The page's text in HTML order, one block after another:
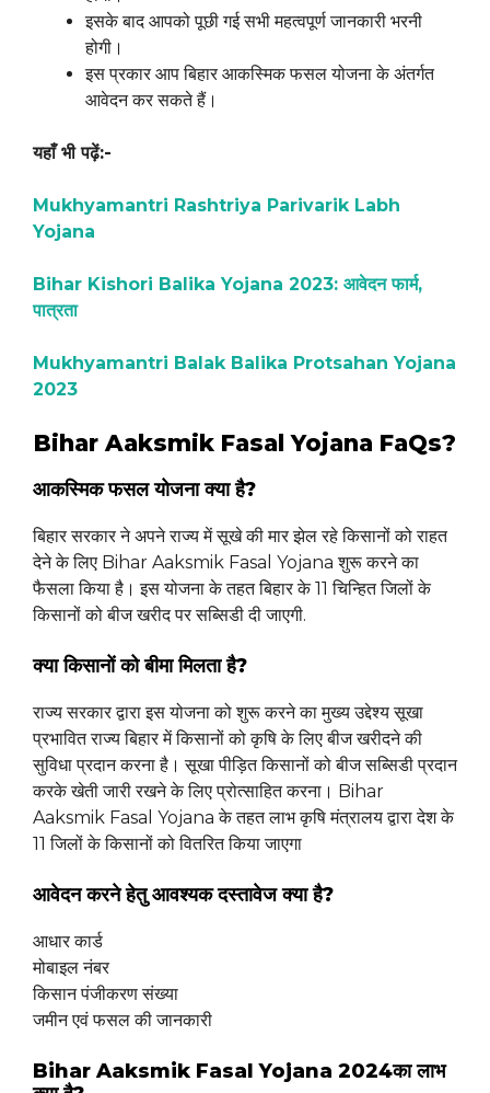
इसके बाद आपको पूछी गई सभी महत्वपूर्ण जानकारी भरनी
होगी।
इस प्रकार आप बिहार आकस्मिक फसल योजना के अंतर्गत
आवेदन कर सकते हैं।
यहाँ भी पढ़ें:-
Mukhyamantri Rashtriya Parivarik Labh
Yojana
Bihar Kishori Balika Yojana 2023: आवेदन फार्म,
पात्रता
Mukhyamantri Balak Balika Protsahan Yojana
2023
Bihar Aaksmik Fasal Yojana FaQs?
आकस्मिक फसल योजना क्या है?
बिहार सरकार ने अपने राज्य में सूखे की मार झेल रहे किसानों को राहत
देने के लिए Bihar Aaksmik Fasal Yojana शुरू करने का
फैसला किया है। इस योजना के तहत बिहार के 11 चिन्हित जिलों के
किसानों को बीज खरीद पर सब्सिडी दी जाएगी.
क्या किसानों को बीमा मिलता है?
राज्य सरकार द्वारा इस योजना को शुरू करने का मुख्य उद्देश्य सूखा
प्रभावित राज्य बिहार में किसानों को कृषि के लिए बीज खरीदने की
सुविधा प्रदान करना है। सूखा पीड़ित किसानों को बीज सब्सिडी प्रदान
करके खेती जारी रखने के लिए प्रोत्साहित करना। Bihar
Aaksmik Fasal Yojana के तहत लाभ कृषि मंत्रालय द्वारा देश के
11 जिलों के किसानों को वितरित किया जाएगा
आवेदन करने हेतु आवश्यक दस्तावेज क्या है?
आधार कार्ड
मोबाइल नंबर
किसान पंजीकरण संख्या
जमीन एवं फसल की जानकारी
Bihar Aaksmik Fasal Yojana 2024का लाभ